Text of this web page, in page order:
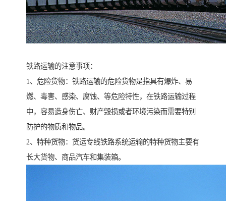
铁路运输的注意事项：
1、危险货物：铁路运输的危险货物是指具有爆炸、易
燃、毒害、感染、腐蚀、等危险特性，在铁路运输过程
中，容易造身伤亡、财产毁损或者环境污染而需要特别
防护的物质和物品。
2、特种货物：货运专线铁路系统运输的特种货物主要有
长大货物、商品汽车和集装箱。